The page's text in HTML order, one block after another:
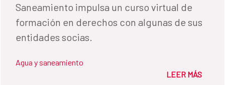
Saneamiento impulsa un curso virtual de
formación en derechos con algunas de sus
entidades socias.
Agua y saneamiento
LEER MÁS